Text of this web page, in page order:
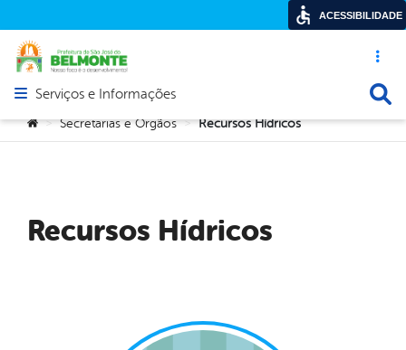
Acesso
Abrir menu principal de navegação
Serviços e Informações
Você está aqui:
> Secretarias e Orgãos > Recursos Hídricos
Recursos Hídricos
ACESSIBILIDADE